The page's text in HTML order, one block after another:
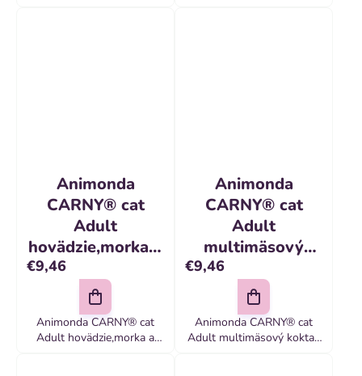
Animonda
CARNY® cat
Adult
hovädzie,morka a
krevety bal. 6 x
200 g konzerva
€9,46
Animonda CARNY® cat
Adult hovädzie,morka a
Animonda
CARNY® cat
Adult
multimäsový
koktail bal. 6 x
200 g konzerva
€9,46
Animonda CARNY® cat
Adult multimäsový koktail